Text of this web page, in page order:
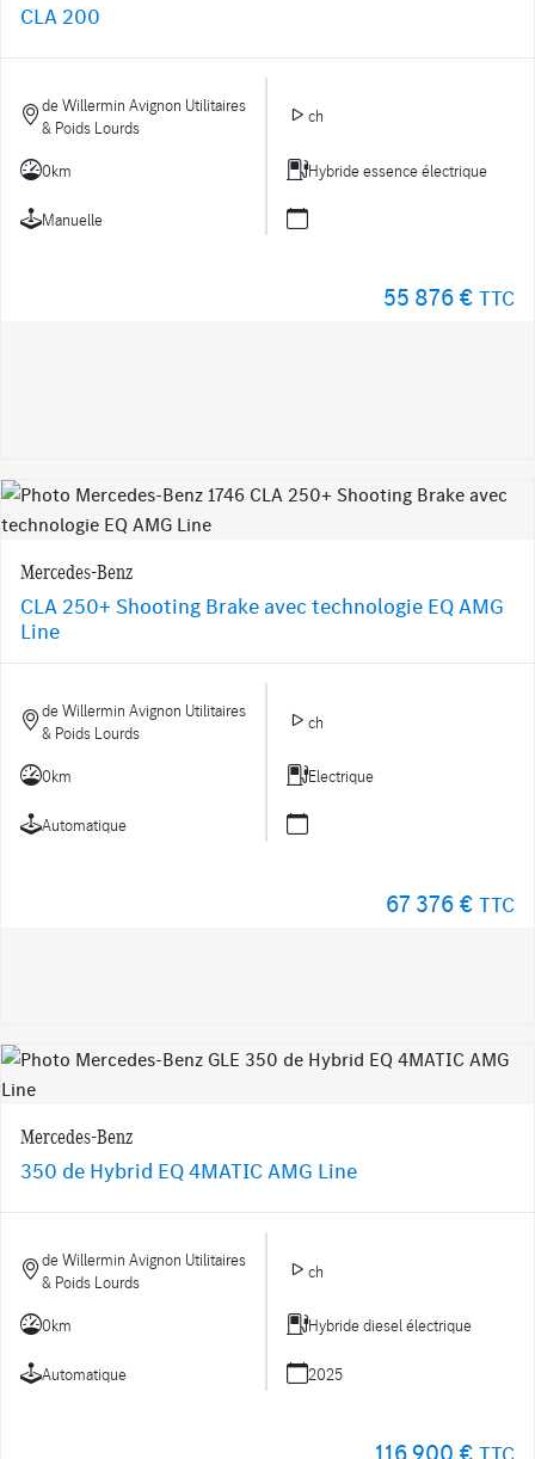
CLA 200
de Willermin Avignon Utilitaires
& Poids Lourds
ch
0km Hybride essence électrique
Manuelle
55 876 € TTC
Mercedes-Benz
CLA 250+ Shooting Brake avec technologie EQ AMG
Line
de Willermin Avignon Utilitaires
& Poids Lourds
ch
0km Electrique
Automatique
67 376 € TTC
Mercedes-Benz
350 de Hybrid EQ 4MATIC AMG Line
de Willermin Avignon Utilitaires
& Poids Lourds
ch
0km Hybride diesel électrique
Automatique 2025
116 900 €